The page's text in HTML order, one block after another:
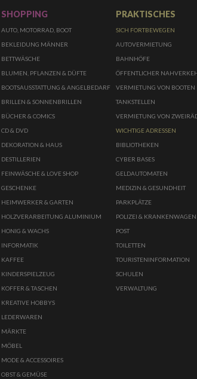
SHOPPING
AUTO, MOTORRAD, BOOT
BEKLEIDUNG MÄNNER
BETTWÄSCHE
BLUMEN, PFLANZEN & DÜFTE
BOOTSAUSSTATTUNG & ANGELBEDARF
BRILLEN & SONNENBRILLEN
BÜCHER & COMICS
CD & DVD
DEKORATION & HAUS
DESTILLERIEN
FEINWÄSCHE & LOVE SHOP
GESCHENKE
HEIMWERKER & GARTEN
HOLZVERARBEITUNG ALUMINIUM
HONIG & WACHS
INFORMATIK
KAFFEE
KINDERSPIELZEUG
KOFFER & TASCHEN
KREATIVE HOBBYS
LEDERWAREN
MÄRKTE
MÖBEL
MODE & ACCESSOIRES
OBST & GEMÜSE
PRAKTISCHES
SICH FORTBEWEGEN
AUTOVERMIETUNG
BAHNHÖFE
ÖFFENTLICHER
VERMIETUNG VON BOOTEN
TANKSTELLEN
VERMIETUNG VON
WICHTIGE ADRESSEN
BIBLIOTHEKEN
CYBER BASES
GELDAUTOMATEN
MEDIZIN & GESUNDHEIT
PARKPLÄTZE
POLIZEI & KRANKENWAGEN
POST
TOILETTEN
TOURISTENINFORMATION
SCHULEN
VERWALTUNG